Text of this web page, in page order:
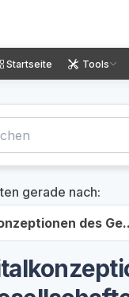
Startseite Tools
gerade nach:
des